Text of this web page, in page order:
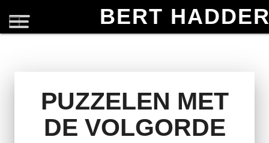
BERT
PUZZELEN MET
DE VOLGORDE